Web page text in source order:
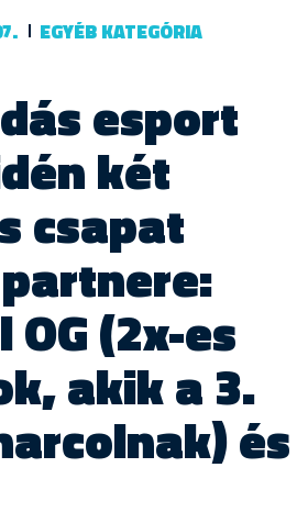
EGYÉB KATEGÓRIA
esport
két
csapat
OG (2x-es
akik a 3.
és